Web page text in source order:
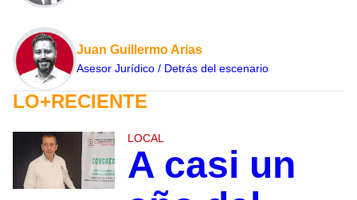
Juan Guillermo Arias
Asesor Jurídico / Detrás del escenario
LO+RECIENTE
LOCAL
A casi un